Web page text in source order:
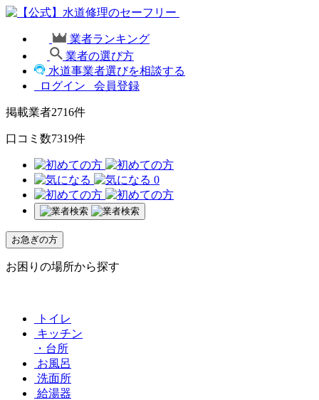
業者ランキング
業者の選び方
水道事業者選びを相談する
ログイン
会員登録
掲載業者2716件
口コミ数7319件
0
お急ぎの方
お困りの場所から探す
トイレ
キッチン
・台所
お風呂
洗面所
給湯器